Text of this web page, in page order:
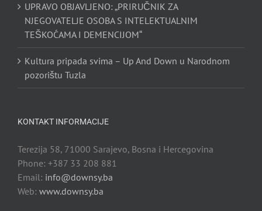
UPRAVO OBJAVLJENO: „PRIRUČNIK ZA
NJEGOVATELJE OSOBA S INTELEKTUALNIM
TEŠKOĆAMA I DEMENCIJOM“
Kultura pripada svima – Up And Down u Narodnom
pozorištu Tuzla
KONTAKT INFORMACIJE
Terezija 58, 71000 Sarajevo, Bosna i Hercegovina
Phone: +387 33 208 881
Email: info@downsy.ba
Web: www.downsy.ba